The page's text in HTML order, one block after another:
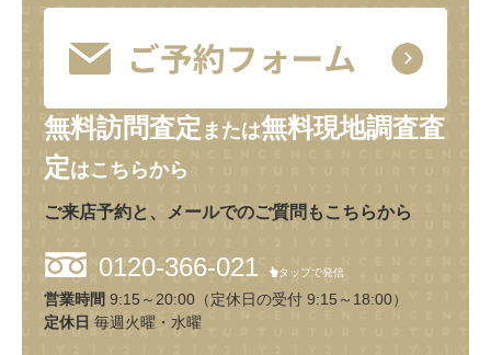
無料訪問査定 または無料現地調査査
定はこちらから
ご来店予約と、メールでのご質問もこちらから
0120-366-021 タップで発信
営業時間 9:15～20:00（定休日の受付 9:15～18:00）
定休日 毎週火曜・水曜